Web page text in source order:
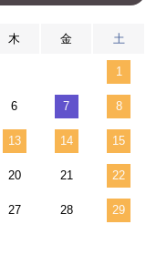
木 金 土
1
6 7 8
13 14 15
20 21 22
27 28 29